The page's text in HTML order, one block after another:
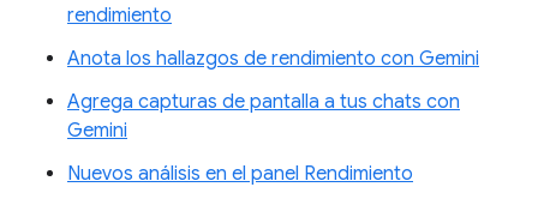
rendimiento
Anota los hallazgos de rendimiento con Gemini
Agrega capturas de pantalla a tus chats con
Gemini
Nuevos análisis en el panel Rendimiento